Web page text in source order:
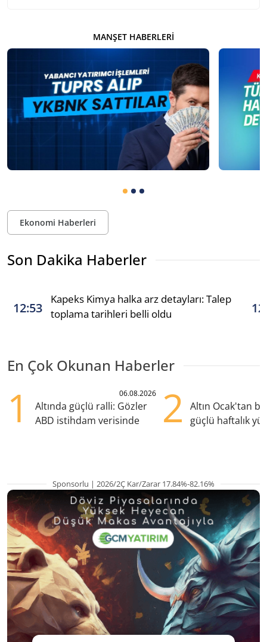
MANŞET HABERLERI
Ekonomi Haberleri
Son Dakika Haberler
12:53
Kapeks Kimya halka arz detayları: Talep
toplama tarihleri belli oldu
En Çok Okunan Haberler
1 06.08.2026
Altında güçlü ralli: Gözler
ABD istihdam verisinde
2
Altın Ocak'tan
güçlü haftalık
Sponsorlu | 2026/2Ç Kar/Zarar 17.84%-82.16%